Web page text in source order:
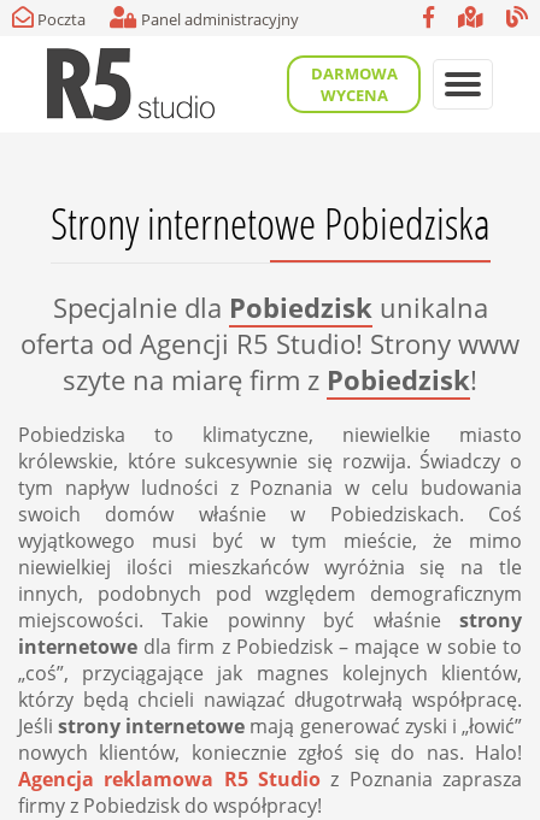
Poczta Panel administracyjny
DARMOWA
WYCENA
Strony internetowe Pobiedziska
Specjalnie dla Pobiedziskunikalna
oferta od Agencji R5 Studio! Strony www
szyte na miarę firm z Pobiedzisk!
Pobiedziska to klimatyczne, niewielkie miasto
królewskie, które sukcesywnie się rozwija. Świadczy o
tym napływ ludności z Poznania w celu budowania
swoich domów właśnie w Pobiedziskach. Coś
wyjątkowego musi być w tym mieście, że mimo
niewielkiej ilości mieszkańców wyróżnia się na tle
innych, podobnych pod względem demograficznym
miejscowości. Takie powinny być właśnie strony
internetowe dla firm z Pobiedzisk – mające w sobie to
„coś”, przyciągające jak magnes kolejnych klientów,
którzy będą chcieli nawiązać długotrwałą współpracę.
Jeślistrony internetowe mają generować zyski i „łowić”
nowych klientów, koniecznie zgłoś się do nas. Halo!
Agencja reklamowa R5 Studio z Poznania zaprasza
firmy z Pobiedzisk do współpracy!